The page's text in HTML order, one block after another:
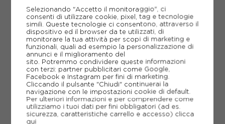
SCHEDA TECNICA
GUIDA ALLE TAGLIE
CONSIGLIATI DA NOI
Selezionando "Accetto il monitoraggio", ci
consenti di utilizzare cookie, pixel, tag e tecnologie
simili. Queste tecnologie ci consentono, attraverso il
dispositivo ed il browser da te utilizzati, di
monitorare la tua attività per scopi di marketing e
funzionali, quali ad esempio la personalizzazione di
annunci e il miglioramento del
sito. Potremmo condividere queste informazioni
con terzi: partner pubblicitari come Google,
Facebook e Instagram per fini di marketing.
Cliccando il pulsante "Chiudi" continuerai la
navigazione con le impostazioni cookie di default.
Per ulteriori informazioni e per comprendere come
utilizziamo i tuoi dati per fini obbligatori (ad es.
sicurezza, caratteristiche carrello e accesso) clicca
qui